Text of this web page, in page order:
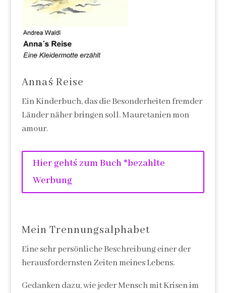
Anna´s Reise
Ein Kinderbuch, das die Besonderheiten fremder
Länder näher bringen soll. Mauretanien mon
amour.
Hier geht´s zum Buch *bezahlte
Werbung
Mein Trennungsalphabet
Eine sehr persönliche Beschreibung einer der
herausfordernsten Zeiten meines Lebens.
Gedanken dazu, wie jeder Mensch mit Krisen im